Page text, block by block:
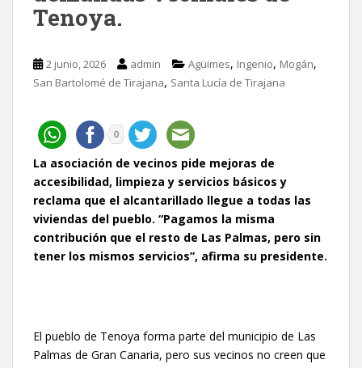
Tenoya.
2 junio, 2026 admin Agüimes, Ingenio, Mogán,
San Bartolomé de Tirajana, Santa Lucía de Tirajana
0
La asociación de vecinos pide mejoras de
accesibilidad, limpieza y servicios básicos y
reclama que el alcantarillado llegue a todas las
viviendas del pueblo. “Pagamos la misma
contribución que el resto de Las Palmas, pero sin
tener los mismos servicios”, afirma su presidente.
El pueblo de Tenoya forma parte del municipio de Las
Palmas de Gran Canaria, pero sus vecinos no creen que